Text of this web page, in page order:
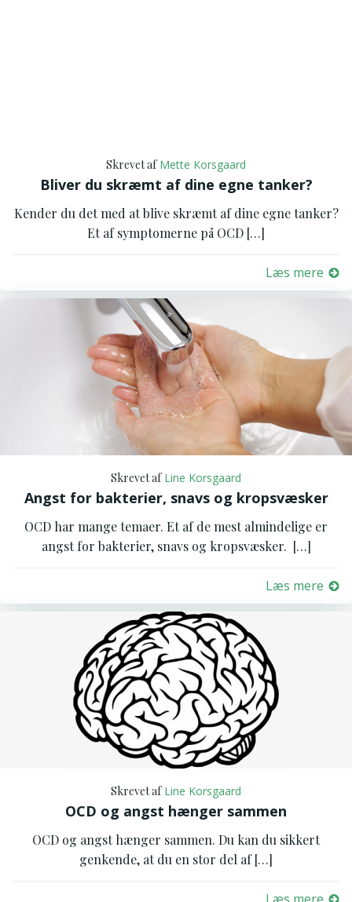
Skrevet af Mette Korsgaard
Bliver du skræmt af dine egne tanker?
Kender du det med at blive skræmt af dine egne tanker?
Et af symptomerne på OCD […]
Læs mere
Skrevet af Line Korsgaard
Angst for bakterier, snavs og kropsvæsker
OCD har mange temaer. Et af de mest almindelige er
angst for bakterier, snavs og kropsvæsker. […]
Læs mere
Skrevet af Line Korsgaard
OCD og angst hænger sammen
OCD og angst hænger sammen. Du kan du sikkert
genkende, at du en stor del af […]